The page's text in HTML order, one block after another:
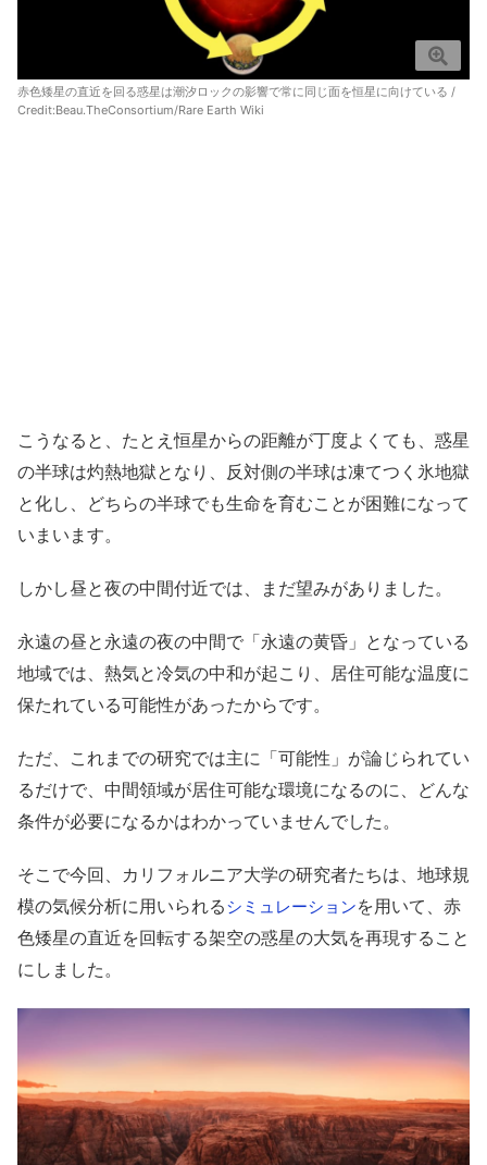
赤色矮星の直近を回る惑星は潮汐ロックの影響で常に同じ面を恒星に向けている /
Credit:Beau.TheConsortium/Rare Earth Wiki
こうなると、たとえ恒星からの距離が丁度よくても、惑星
の半球は灼熱地獄となり、反対側の半球は凍てつく氷地獄
と化し、どちらの半球でも生命を育むことが困難になって
いまいます。
しかし昼と夜の中間付近では、まだ望みがありました。
永遠の昼と永遠の夜の中間で「永遠の黄昏」となっている
地域では、熱気と冷気の中和が起こり、居住可能な温度に
保たれている可能性があったからです。
ただ、これまでの研究では主に「可能性」が論じられてい
るだけで、中間領域が居住可能な環境になるのに、どんな
条件が必要になるかはわかっていませんでした。
そこで今回、カリフォルニア大学の研究者たちは、地球規
模の気候分析に用いられるシミュレーションを用いて、赤
色矮星の直近を回転する架空の惑星の大気を再現すること
にしました。